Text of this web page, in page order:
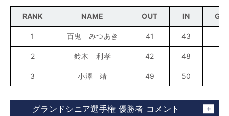
RANK NAME OUT IN
1 百鬼 みつあき 41 43
2 鈴木 利孝 42 48
3 小澤 靖 49 50
グランドシニア選手権 優勝者 コメント